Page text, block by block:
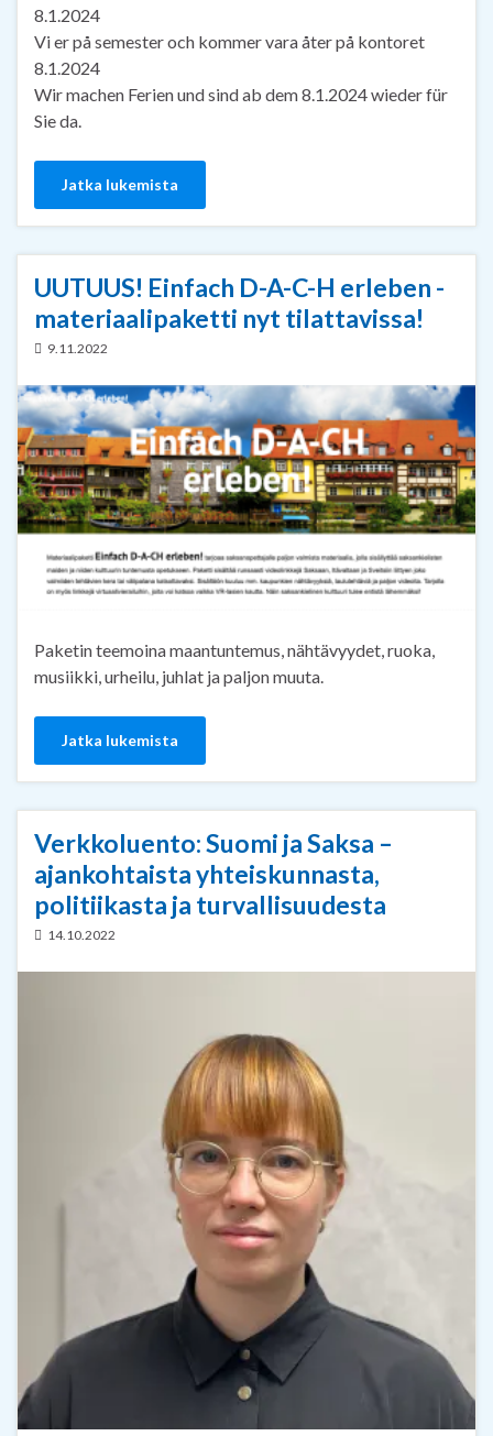
8.1.2024
Vi er på semester och kommer vara åter på kontoret
8.1.2024
Wir machen Ferien und sind ab dem 8.1.2024 wieder für
Sie da.
Jatka lukemista
UUTUUS! Einfach D-A-C-H erleben -
materiaalipaketti nyt tilattavissa!
9.11.2022
Paketin teemoina maantuntemus, nähtävyydet, ruoka,
musiikki, urheilu, juhlat ja paljon muuta.
Jatka lukemista
Verkkoluento: Suomi ja Saksa –
ajankohtaista yhteiskunnasta,
politiikasta ja turvallisuudesta
14.10.2022